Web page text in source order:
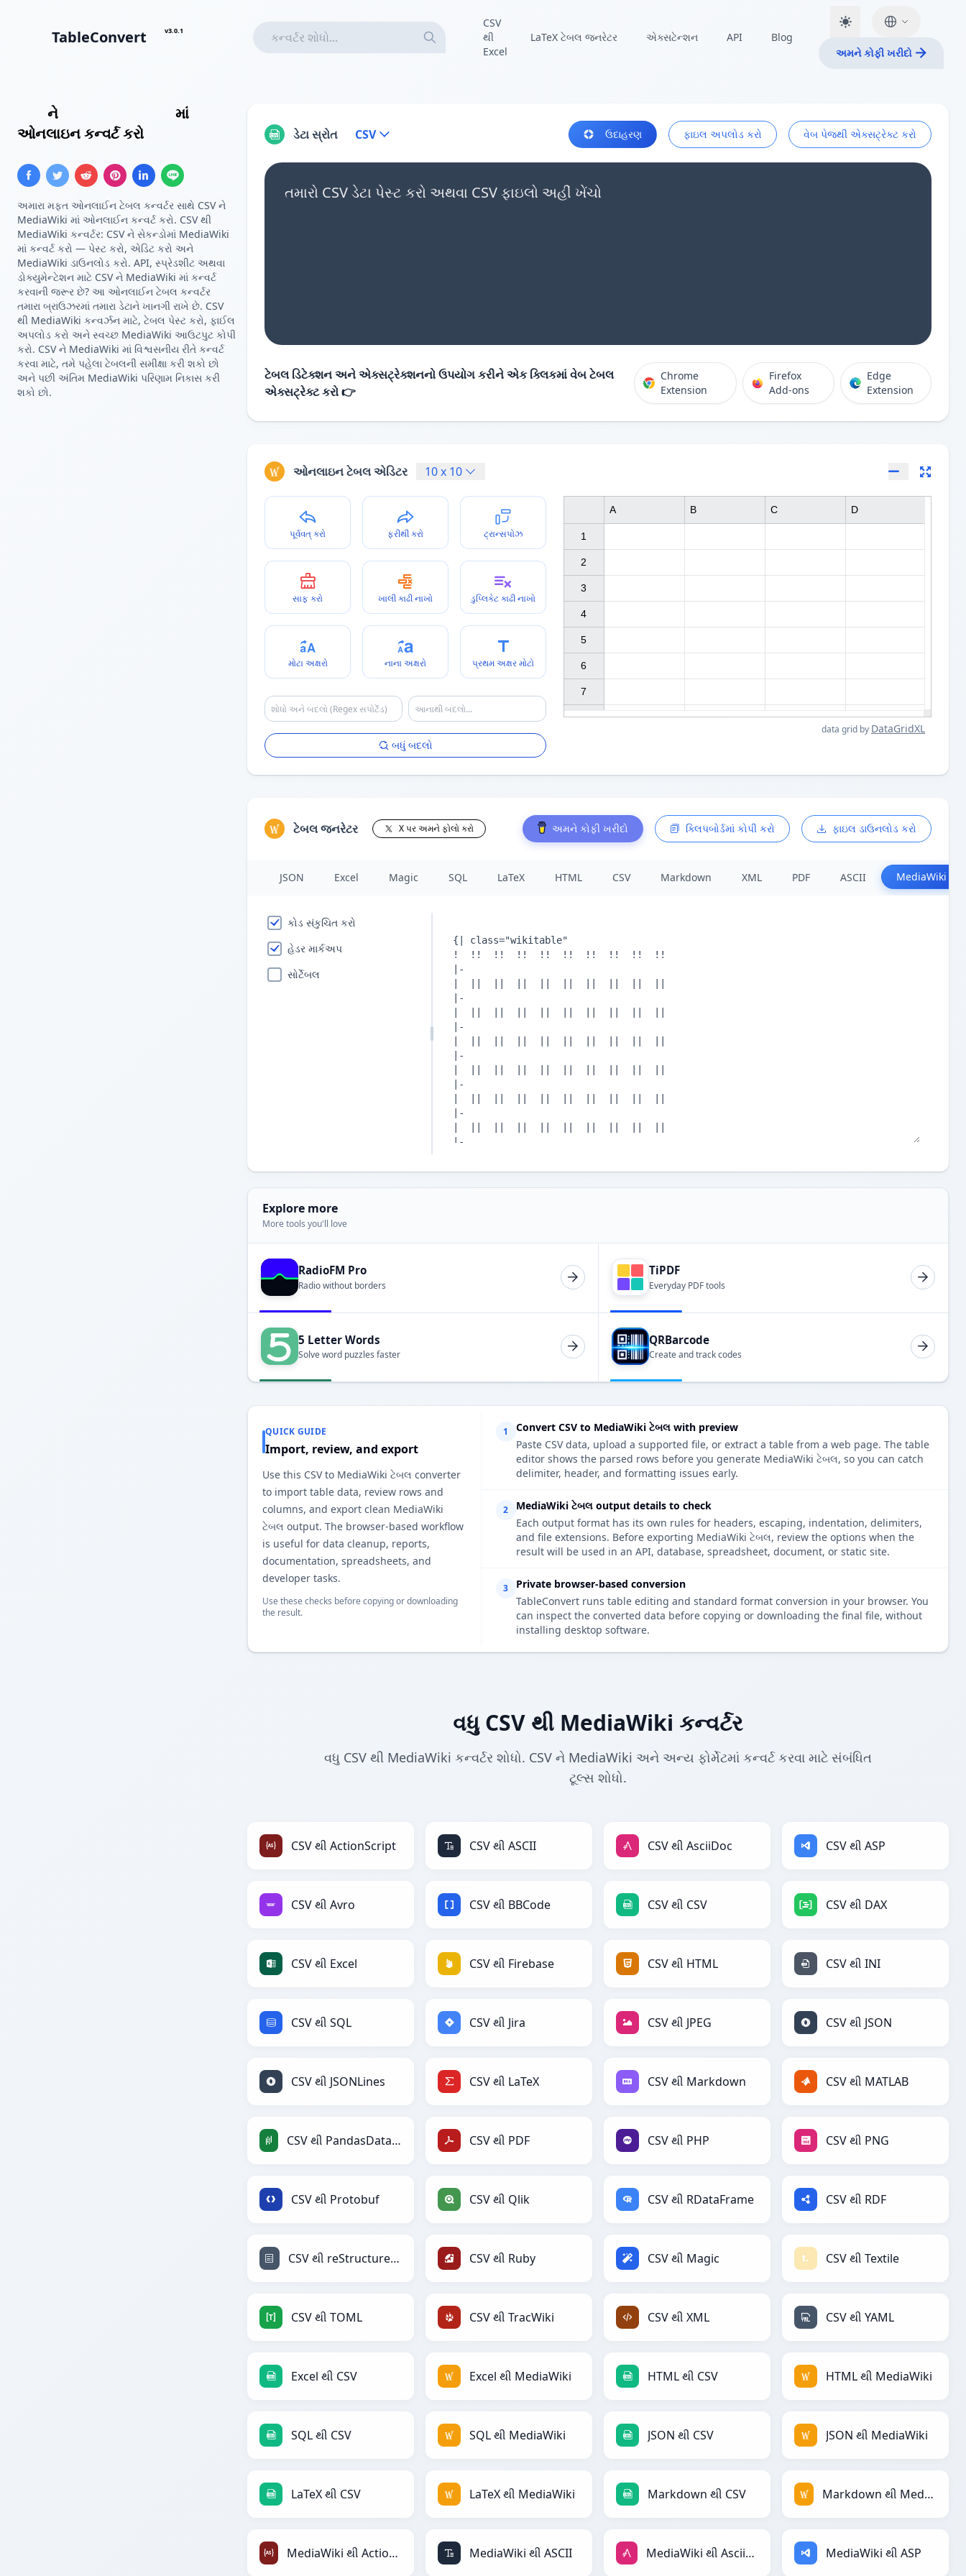
TableConvert v3.0.1
CSV
થી
Excel
LaTeX ટેબલ જનરેટર એક્સટેન્શન API
Blog
અમને કોફી ખરીદો
ને
માં
ઓનલાઇન કન્વર્ટ કરો
અમારા મફત ઓનલાઈન ટેબલ કન્વર્ટર સાથે CSV ને
MediaWiki માં ઓનલાઈન કન્વર્ટ કરો. CSV થી
MediaWiki કન્વર્ટર: CSV ને સેકન્ડોમાં MediaWiki
માં કન્વર્ટ કરો — પેસ્ટ કરો, એડિટ કરો અને
MediaWiki ડાઉનલોડ કરો. API, સ્પ્રેડશીટ અથવા
ડોક્યુમેન્ટેશન માટે CSV ને MediaWiki માં કન્વર્ટ
કરવાની જરૂર છે? આ ઓનલાઈન ટેબલ કન્વર્ટર
તમારા બ્રાઉઝરમાં તમારા ડેટાને ખાનગી રાખે છે. CSV
થી MediaWiki કન્વર્ઝન માટે, ટેબલ પેસ્ટ કરો, ફાઈલ
અપલોડ કરો અને સ્વચ્છ MediaWiki આઉટપુટ કોપી
કરો. CSV ને MediaWiki માં વિશ્વસનીય રીતે કન્વર્ટ
કરવા માટે, તમે પહેલા ટેબલની સમીક્ષા કરી શકો છો
અને પછી અંતિમ MediaWiki પરિણામ નિકાસ કરી
શકો છો.
ડેટા સ્રોત CSV ઉદાહરણ ફાઇલ અપલોડ કરો વેબ પેજથી એક્સટ્રેક્ટ કરો
તમારો CSV ડેટા પેસ્ટ કરો અથવા CSV ફાઇલો અહીં ખેંચો
ટેબલ ડિટેક્શન અને એક્સટ્રેક્શનનો ઉપયોગ કરીને એક ક્લિકમાં વેબ ટેબલ
એક્સટ્રેક્ટ કરો 👉
Chrome
Extension
Firefox
Add-ons
Edge
Extension
ઓનલાઇન ટેબલ એડિટર 10x 10
પૂર્વવત્ કરો ફરીથી કરો ટ્રાન્સપોઝ
સાફ કરો ખાલી કાઢી નાખો ડુપ્લિકેટ કાઢી નાખો
મોટા અક્ષરો નાના અક્ષરો પ્રથમ અક્ષર મોટો
બધું બદલો
1
2
3
4
5
6
7
A B C D
data grid by DataGridXL
ટેબલ જનરેટર X પર અમને ફોલો કરો અમને કોફી ખરીદો ક્લિપબોર્ડમાં કોપી કરો ફાઇલ ડાઉનલોડ કરો
JSON Excel Magic SQL LaTeX HTML CSV Markdown XML PDF ASCII MediaWiki
કોડ સંકુચિત કરો
હેડર માર્કઅપ
સોર્ટેબલ
Explore more
More tools you'll love
RadioFM Pro
Radio without borders
TiPDF
Everyday PDF tools
5 Letter Words
Solve word puzzles faster
QRBarcode
Create and track codes
QUICK GUIDE
Import, review, and export
Use this CSV to MediaWiki ટેબલ converter
to import table data, review rows and
columns, and export clean MediaWiki
ટેબલ output. The browser-based workflow
is useful for data cleanup, reports,
documentation, spreadsheets, and
developer tasks.
Use these checks before copying or downloading
the result.
1
Convert CSV to MediaWiki ટેબલ with preview
Paste CSV data, upload a supported file, or extract a table from a web page. The table
editor shows the parsed rows before you generate MediaWiki ટેબલ, so you can catch
delimiter, header, and formatting issues early.
2
MediaWiki ટેબલ output details to check
Each output format has its own rules for headers, escaping, indentation, delimiters,
and file extensions. Before exporting MediaWiki ટેબલ, review the options when the
result will be used in an API, database, spreadsheet, document, or static site.
3
Private browser-based conversion
TableConvert runs table editing and standard format conversion in your browser. You
can inspect the converted data before copying or downloading the final file, without
installing desktop software.
વધુ CSV થી MediaWiki કન્વર્ટર
વધુ CSV થી MediaWiki કન્વર્ટર શોધો. CSV ને MediaWiki અને અન્ય ફોર્મેટમાં કન્વર્ટ કરવા માટે સંબંધિત
ટૂલ્સ શોધો.
CSV થી ActionScript CSV થી ASCII CSV થી AsciiDoc CSV થી ASP
CSV થી Avro CSV થી BBCode CSV થી CSV CSV થી DAX
CSV થી Excel CSV થી Firebase CSV થી HTML CSV થી INI
CSV થી SQL CSV થી Jira CSV થી JPEG CSV થી JSON
CSV થી JSONLines CSV થી LaTeX CSV થી Markdown CSV થી MATLAB
CSV થી PandasDataFrame CSV થી PDF CSV થી PHP CSV થી PNG
CSV થી Protobuf CSV થી Qlik CSV થી RDataFrame CSV થી RDF
CSV થી reStructuredText CSV થી Ruby CSV થી Magic CSV થી Textile
CSV થી TOML CSV થી TracWiki CSV થી XML CSV થી YAML
Excel થી CSV Excel થી MediaWiki HTML થી CSV HTML થી MediaWiki
SQL થી CSV SQL થી MediaWiki JSON થી CSV JSON થી MediaWiki
LaTeX થી CSV LaTeX થી MediaWiki Markdown થી CSV Markdown થી MediaWiki
MediaWiki થી ActionScript MediaWiki થી ASCII MediaWiki થી AsciiDoc MediaWiki થી ASP